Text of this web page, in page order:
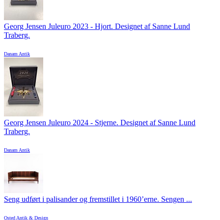
Georg Jensen Juleuro 2023 - Hjort. Designet af Sanne Lund
Traberg.
Danam Antik
Georg Jensen Juleuro 2024 - Stjerne. Designet af Sanne Lund
Traberg.
Danam Antik
Seng udført i palisander og fremstillet i 1960’erne. Sengen ...
Osted Antik & Design